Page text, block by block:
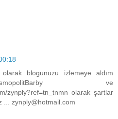
blogunuzu izlemeye aldım
CosmopolitBarby ve
zynply?ref=tn_tnmn olarak şartlar
... zynply@hotmail.com